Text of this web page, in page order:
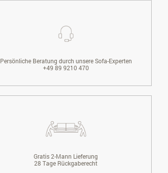
Persönliche Beratung durch unsere Sofa-Experten
+49 89 9210 470
Gratis 2-Mann Lieferung
28 Tage Rückgaberecht